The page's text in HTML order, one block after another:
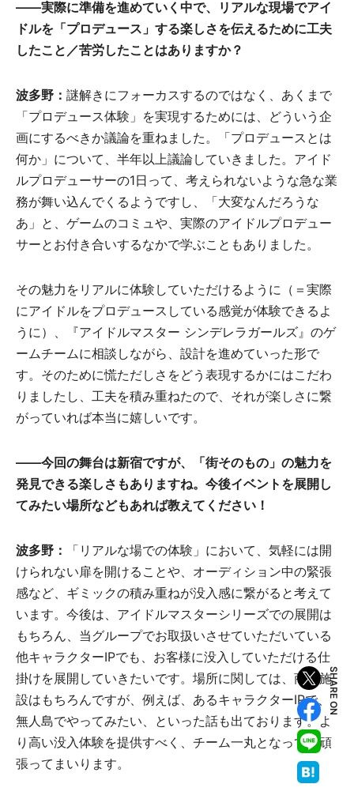
――実際に準備を進めていく中で、リアルな現場でアイ
ドルを「プロデュース」する楽しさを伝えるために工夫
したこと／苦労したことはありますか？
波多野： 謎解きにフォーカスするのではなく、あくまで
「プロデュース体験」を実現するためには、どういう企
画にするべきか議論を重ねました。「プロデュースとは
何か」について、半年以上議論していきました。アイド
ルプロデューサーの1日って、考えられないような急な業
務が舞い込んでくるようですし、「大変なんだろうな
あ」と、ゲームのコミュや、実際のアイドルプロデュー
サーとお付き合いするなかで学ぶこともありました。
その魅力をリアルに体験していただけるように（＝実際
にアイドルをプロデュースしている感覚が体験できるよ
うに）、『アイドルマスター シンデレラガールズ』のゲ
ームチームに相談しながら、設計を進めていった形で
す。そのために慌ただしさをどう表現するかにはこだわ
りましたし、工夫を積み重ねたので、それが楽しさに繋
がっていれば本当に嬉しいです。
――今回の舞台は新宿ですが、「街そのもの」の魅力を
発見できる楽しさもありますね。今後イベントを展開し
てみたい場所などもあれば教えてください！
波多野：
「リアルな場での体験」において、気軽には開
けられない扉を開けることや、オーディション中の緊張
感など、ギミックの積み重ねが没入感に繋がると考えて
います。今後は、アイドルマスターシリーズでの展開は
もちろん、当グループでお取扱いさせていただいている
他キャラクターIPでも、お客様に没入していただける仕
掛けを展開していきたいです。場所に関しては、商業施
設はもちろんですが、例えば、あるキャラクターIPで、
無人島でやってみたい、といった話も出ております。よ
り高い没入体験を提供すべく、チーム一丸となって、頑
張ってまいります。
SHARE ON